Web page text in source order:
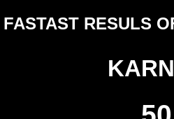
FASTAST RESULS